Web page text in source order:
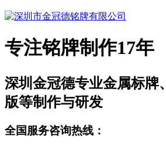
专注铭牌制作17年
深圳金冠德专业金属标牌
版等制作与研发
全国服务咨询热线：